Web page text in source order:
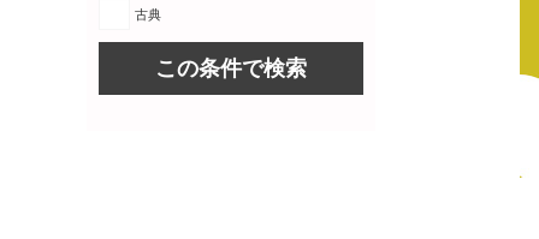
古典
この条件で検索